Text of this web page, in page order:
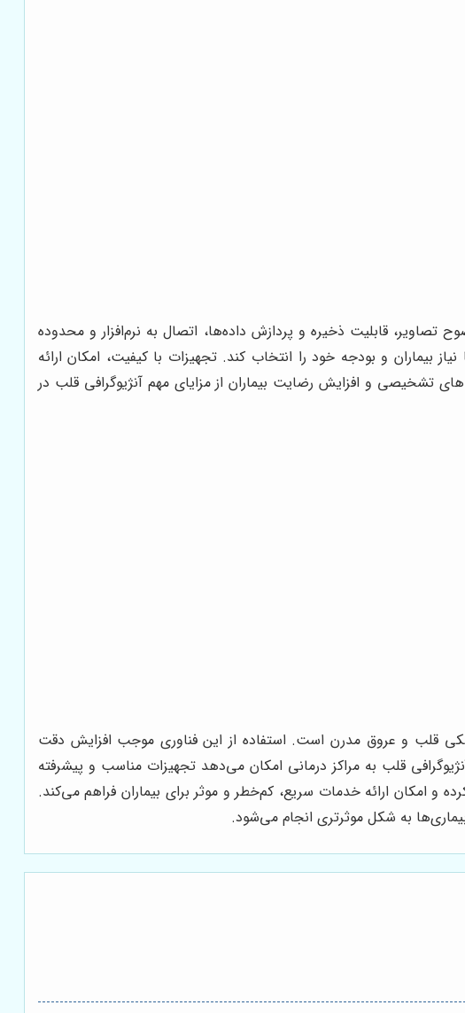
قابلیت ذخیره و پردازش داده‌ها، اتصال به نرم‌افزار و محدوده
بیماران و بودجه خود را انتخاب کند. تجهیزات با کیفیت، امکان ارائه
تشخیصی و افزایش رضایت بیماران از مزایای مهم آنژیوگرافی قلب در
قلب و عروق مدرن است. استفاده از این فناوری موجب افزایش دقت
قلب به مراکز درمانی امکان می‌دهد تجهیزات مناسب و پیشرفته
و امکان ارائه خدمات سریع، کم‌خطر و موثر برای بیماران فراهم می‌کند.
به شکل موثرتری انجام می‌شود.